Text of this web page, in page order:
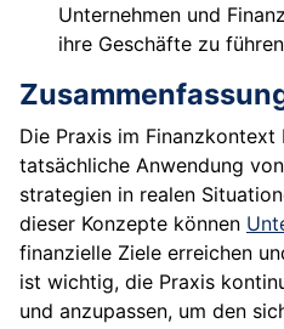
Unternehmen und
ihre Geschäfte zu führen
Die Praxis im
tatsächliche Anwendung
strategien in realen
dieser Konzepte können
finanzielle Ziele erreichen
ist wichtig, die Praxis
und anzupassen, um den